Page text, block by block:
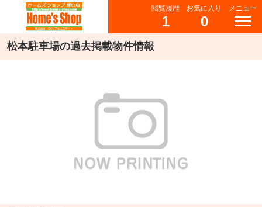
閲覧履歴
1
お気に入り
0
メニュー
松本駐車場の過去掲載物件情報